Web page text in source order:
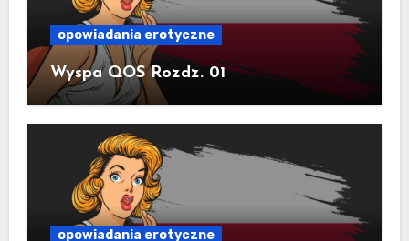
opowiadania erotyczne
Wyspa QOS Rozdz. 01
opowiadania erotyczne